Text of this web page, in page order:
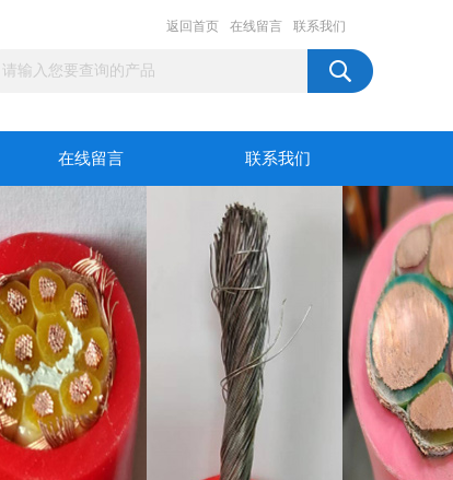
返回首页 在线留言 联系我们
在线留言 联系我们